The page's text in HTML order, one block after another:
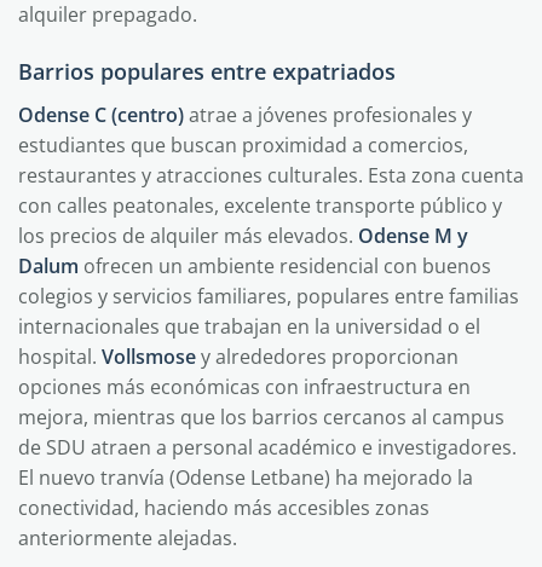
alquiler prepagado.
Barrios populares entre expatriados
Odense C (centro)atrae a jóvenes profesionales y
estudiantes que buscan proximidad a comercios,
restaurantes y atracciones culturales. Esta zona cuenta
con calles peatonales, excelente transporte público y
los precios de alquiler más elevados. Odense M y
Dalum ofrecen un ambiente residencial con buenos
colegios y servicios familiares, populares entre familias
internacionales que trabajan en la universidad o el
hospital. Vollsmosey alrededores proporcionan
opciones más económicas con infraestructura en
mejora, mientras que los barrios cercanos al campus
de SDU atraen a personal académico e investigadores.
El nuevo tranvía (Odense Letbane) ha mejorado la
conectividad, haciendo más accesibles zonas
anteriormente alejadas.